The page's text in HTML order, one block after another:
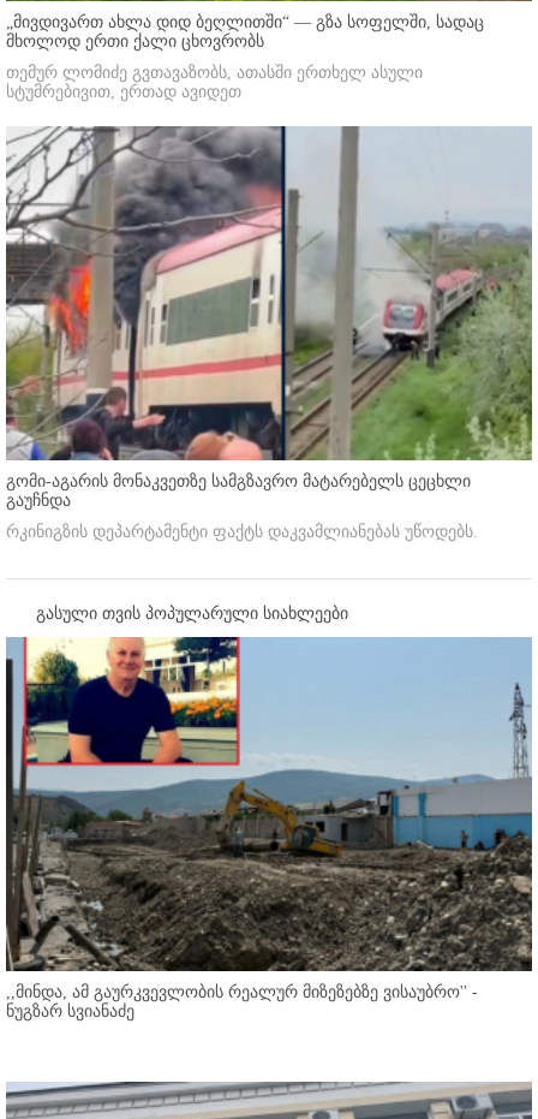
„მივდივართ ახლა დიდ ბეღლითში“ — გზა სოფელში, სადაც
მხოლოდ ერთი ქალი ცხოვრობს
თემურ ლომიძე გვთავაზობს, ათასში ერთხელ ასული
სტუმრებივით, ერთად ავიდეთ
გომი-აგარის მონაკვეთზე სამგზავრო მატარებელს ცეცხლი
გაუჩნდა
რკინიგზის დეპარტამენტი ფაქტს დაკვამლიანებას უწოდებს.
გასული თვის პოპულარული სიახლეები
,,მინდა, ამ გაურკვევლობის რეალურ მიზეზებზე ვისაუბრო'' -
ნუგზარ სვიანაძე